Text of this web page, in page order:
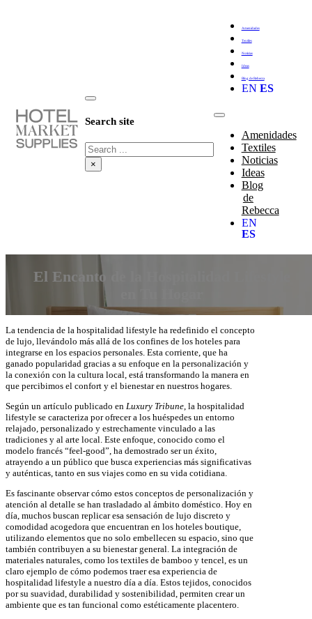
Search site
Search
×
Amenidades
Textiles
Noticias
Ideas
Blog de Rebecca
EN ES
Amenidades
Textiles
Noticias
Ideas
Blog
de
Rebecca
EN
ES
El Encanto de la Hospitalidad Lifestyle
La tendencia de la hospitalidad lifestyle ha redefinido el concepto
de lujo, llevándolo más allá de los confines de los hoteles para
integrarse en los espacios personales. Esta corriente, que ha
ganado popularidad gracias a su enfoque en la personalización y
la conexión con la cultura local, está transformando la manera en
que percibimos el confort y el bienestar en nuestros hogares.
Según un artículo publicado en Luxury Tribune , la hospitalidad
lifestyle se caracteriza por ofrecer a los huéspedes un entorno
relajado, personalizado y estrechamente vinculado a las
tradiciones y al arte local. Este enfoque, conocido como el
modelo francés “feel-good”, ha demostrado ser un éxito,
atrayendo a un público que busca experiencias más significativas
y auténticas, tanto en sus viajes como en su vida cotidiana.
Es fascinante observar cómo estos conceptos de personalización y
atención al detalle se han trasladado al ámbito doméstico. Hoy en
día, muchos buscan replicar esa sensación de lujo discreto y
comodidad acogedora que encuentran en los hoteles boutique,
utilizando elementos que no solo embellecen su espacio, sino que
también contribuyen a su bienestar general. La integración de
materiales naturales, como los textiles de bamboo y tencel, es un
claro ejemplo de cómo podemos traer esa experiencia de
hospitalidad lifestyle a nuestro día a día. Estos tejidos, conocidos
por su suavidad, durabilidad y sostenibilidad, permiten crear un
ambiente que es tan funcional como estéticamente placentero.